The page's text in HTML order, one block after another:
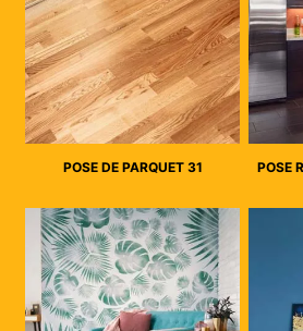
POSE DE PARQUET 31 POSE